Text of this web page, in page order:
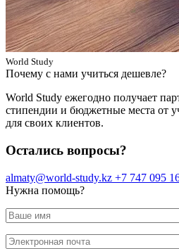
World Study
Почему с нами учиться дешевле?
World Study ежегодно получает
стипендии и бюджетные места от
для своих клиентов.
Остались вопросы?
almaty@world-study.kz +7 747 095
Нужна помощь?